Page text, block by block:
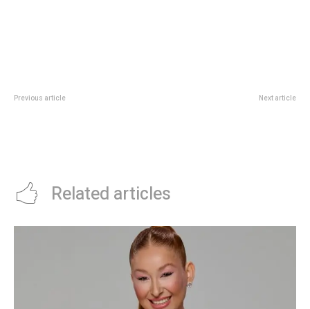
Previous article Next article
Related articles